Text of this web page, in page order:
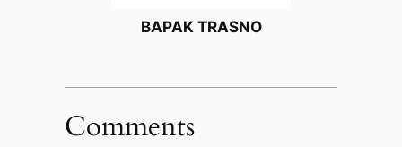
BAPAK TRASNO
Comments